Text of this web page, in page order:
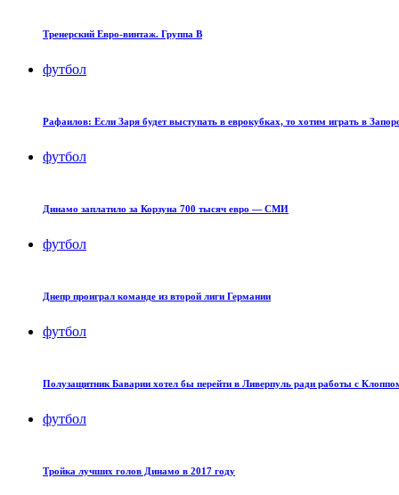
Тренерский Евро-винтаж. Группа B
футбол
Рафаилов: Если Заря будет выступать в еврокубках, то хотим играть в
футбол
Динамо заплатило за Корзуна 700 тысяч евро — СМИ
футбол
Днепр проиграл команде из второй лиги Германии
футбол
Полузащитник Баварии хотел бы перейти в Ливерпуль ради работы с
футбол
Тройка лучших голов Динамо в 2017 году